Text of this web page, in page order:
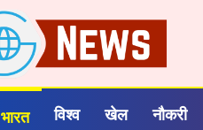
भारत विश्व खेल नौकरी